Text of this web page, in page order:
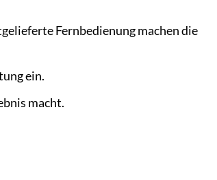
Fernbedienung machen die
ein.
macht.